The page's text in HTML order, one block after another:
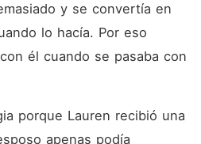
y se convertía en
lo hacía. Por eso
él cuando se pasaba con
porque Lauren recibió una
apenas podía